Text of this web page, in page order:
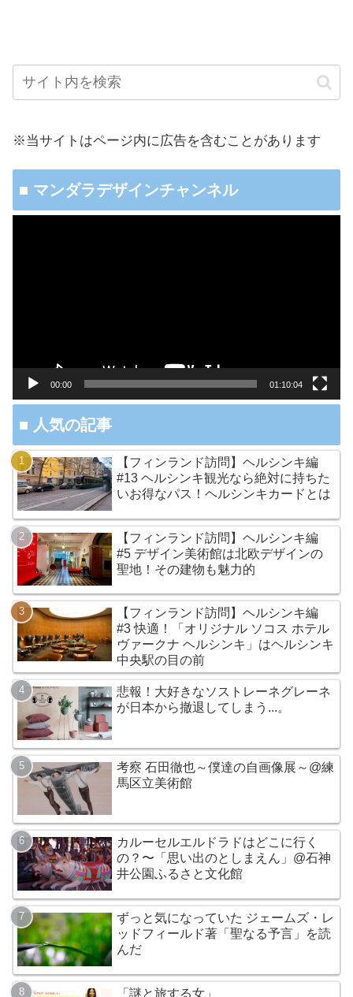
※当サイトはページ内に広告を含むことがあります
■ マンダラデザインチャンネル
00:00 01:10:04
■ 人気の記事
【フィンランド訪問】ヘルシンキ編
#13 ヘルシンキ観光なら絶対に持ちた
いお得なパス！ヘルシンキカードとは
【フィンランド訪問】ヘルシンキ編
#5 デザイン美術館は北欧デザインの
聖地！その建物も魅力的
【フィンランド訪問】ヘルシンキ編
#3 快適！「オリジナル ソコス ホテル
ヴァークナ ヘルシンキ」はヘルシンキ
中央駅の目の前
悲報！大好きなソストレーネグレーネ
が日本から撤退してしまう...。
考察 石田徹也～僕達の自画像展～@練
馬区立美術館
カルーセルエルドラドはどこに行く
の？〜「思い出のとしまえん」@石神
井公園ふるさと文化館
ずっと気になっていた ジェームズ・レ
ッドフィールド著「聖なる予言」を読
んだ
「謎と旅する女」